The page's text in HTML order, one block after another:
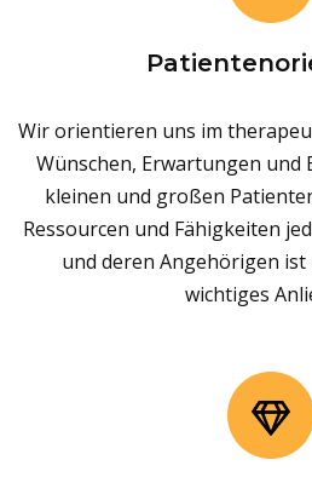
Wir orientieren uns im
Wünschen, Erwartungen
kleinen und großen
Ressourcen und Fähigkeiten
und deren Angehörigen
wichtiges